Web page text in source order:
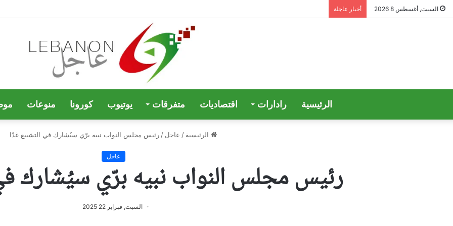
السبت, أغسطس 8 2026 أخبار عاجلة
الرئيسية رادارات اقتصاديات متفرقات يوتيوب كورونا منوعات
الرئيسية / عاجل / رئيس مجلس النواب نبيه برّي سيُشارك في التشييع غدًا
عاجل
رئيس مجلس النواب نبيه برّي سيُشارك
السبت, فبراير 22 2025